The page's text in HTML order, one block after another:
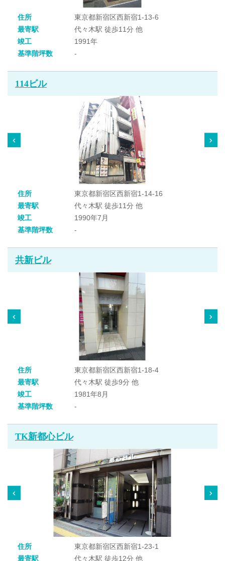
住所
東京都新宿区西新宿1-13-6
最寄駅
代々木駅 徒歩11分 他
竣工
1991年
基準階坪数
-
114ビル
住所
東京都新宿区西新宿1-14-16
最寄駅
代々木駅 徒歩11分 他
竣工
1990年7月
基準階坪数
-
共新ビル
住所
東京都新宿区西新宿1-18-4
最寄駅
代々木駅 徒歩9分 他
竣工
1981年8月
基準階坪数
-
TK新都心ビル
住所
東京都新宿区西新宿1-23-1
最寄駅
代々木駅 徒歩12分 他